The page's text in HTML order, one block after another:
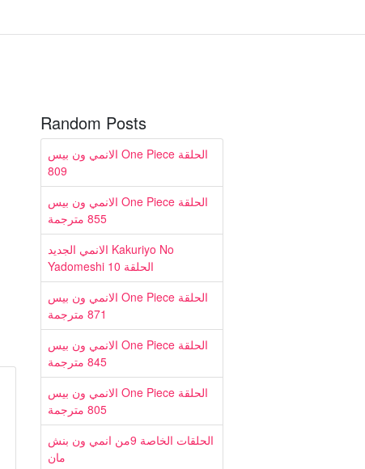
Random Posts
الانمي ون بيس One Piece الحلقة
809
الانمي ون بيس One Piece الحلقة
855 مترجمة
الانمي الجديد Kakuriyo No
Yadomeshi الحلقة 10
الانمي ون بيس One Piece الحلقة
871 مترجمة
الانمي ون بيس One Piece الحلقة
845 مترجمة
الانمي ون بيس One Piece الحلقة
805 مترجمة
الحلقات الخاصة 9من انمي ون بنش
مان